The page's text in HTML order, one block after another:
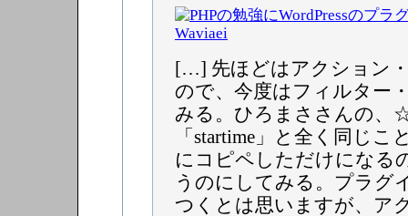
[…] 先ほどはアクション
ので、今度はフィルター
みる。ひろまささんの、
「startime」と全く同じ
にコピペしただけになる
うのにしてみる。プラグ
つくとは思いますが、ア